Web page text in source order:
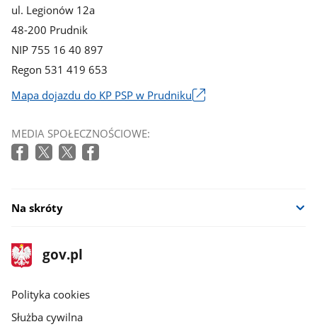
ul. Legionów 12a
48-200 Prudnik
NIP 755 16 40 897
Regon 531 419 653
Mapa dojazdu do KP PSP w Prudniku
się
w
MEDIA SPOŁECZNOŚCIOWE:
Na skróty
stopka
gov.pl
Strona
gov.pl
gov.pl
Polityka cookies
Służba cywilna